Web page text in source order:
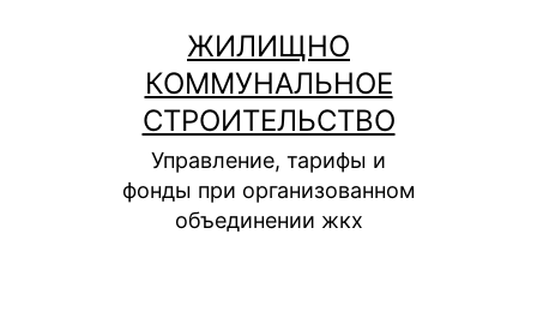
содержимому
ЖИЛИЩНО
КОММУНАЛЬНОЕ
СТРОИТЕЛЬСТВО
Управление, тарифы и
фонды при организованном
объединении жкх